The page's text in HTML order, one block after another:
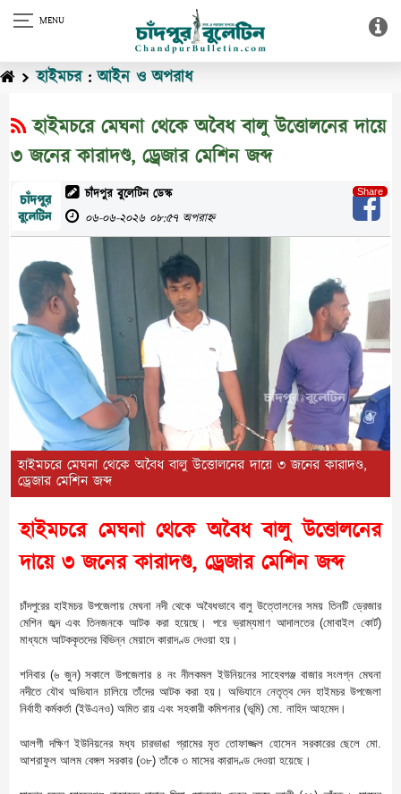
হাইমচর :আইন ও অপরাধ
হাইমচরে মেঘনা থেকে অবৈধ বালু উত্তোলনের দায়ে
৩ জনের কারাদণ্ড, ড্রেজার মেশিন জব্দ
চাঁদপুর বুলেটিন ডেস্ক
০৬-০৬-২০২৬ ০৮:৫৭ অপরাহ্ন
হাইমচরে মেঘনা থেকে অবৈধ বালু উত্তোলনের দায়ে ৩ জনের কারাদণ্ড,
ড্রেজার মেশিন জব্দ
হাইমচরে মেঘনা থেকে অবৈধ বালু উত্তোলনের
দায়ে ৩ জনের কারাদণ্ড, ড্রেজার মেশিন জব্দ
চাঁদপুরের হাইমচর উপজেলায় মেঘনা নদী থেকে অবৈধভাবে বালু উত্তোলনের সময় তিনটি ড্রেজার
মেশিন জব্দ এবং তিনজনকে আটক করা হয়েছে। পরে ভ্রাম্যমাণ আদালতের (মোবাইল কোর্ট)
মাধ্যমে আটককৃতদের বিভিন্ন মেয়াদে কারাদণ্ড দেওয়া হয়।
​শনিবার (৬ জুন) সকালে উপজেলার ৪ নং নীলকমল ইউনিয়নের সাহেবগঞ্জ বাজার সংলগ্ন মেঘনা
নদীতে যৌথ অভিযান চালিয়ে তাঁদের আটক করা হয়। অভিযানে নেতৃত্ব দেন হাইমচর উপজেলা
নির্বাহী কর্মকর্তা (ইউএনও) অমিত রায় এবং সহকারী কমিশনার (ভূমি) মো. নাহিদ আহমেদ।
​আলগী দক্ষিণ ইউনিয়নের মধ্য চারভাঙা গ্রামের মৃত তোফাজ্জল হোসেন সরকারের ছেলে মো.
আশরাফুল আলম বেঙ্গল সরকার (৩৮) তাঁকে ৩ মাসের কারাদণ্ড দেওয়া হয়েছে।